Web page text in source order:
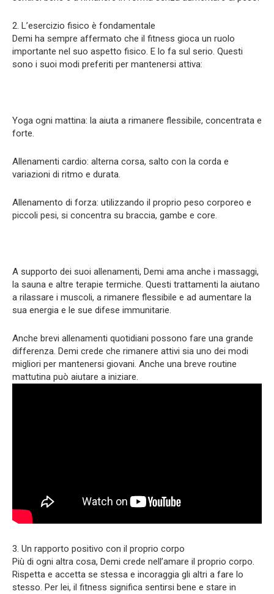
2. L’esercizio fisico è fondamentale
Demi ha sempre affermato che il fitness gioca un ruolo
importante nel suo aspetto fisico. E lo fa sul serio. Questi
sono i suoi modi preferiti per mantenersi attiva:
Yoga ogni mattina: la aiuta a rimanere flessibile, concentrata e
forte.
Allenamenti cardio: alterna corsa, salto con la corda e
variazioni di ritmo e durata.
Allenamento di forza: utilizzando il proprio peso corporeo e
piccoli pesi, si concentra su braccia, gambe e core.
A supporto dei suoi allenamenti, Demi ama anche i massaggi,
la sauna e altre terapie termiche. Questi trattamenti la aiutano
a rilassare i muscoli, a rimanere flessibile e ad aumentare la
sua energia e le sue difese immunitarie.
Anche brevi allenamenti quotidiani possono fare una grande
differenza. Demi crede che rimanere attivi sia uno dei modi
migliori per mantenersi giovani. Anche una breve routine
mattutina può aiutare a iniziare.
3. Un rapporto positivo con il proprio corpo
Più di ogni altra cosa, Demi crede nell’amare il proprio corpo.
Rispetta e accetta se stessa e incoraggia gli altri a fare lo
stesso. Per lei, il fitness significa sentirsi bene e stare in